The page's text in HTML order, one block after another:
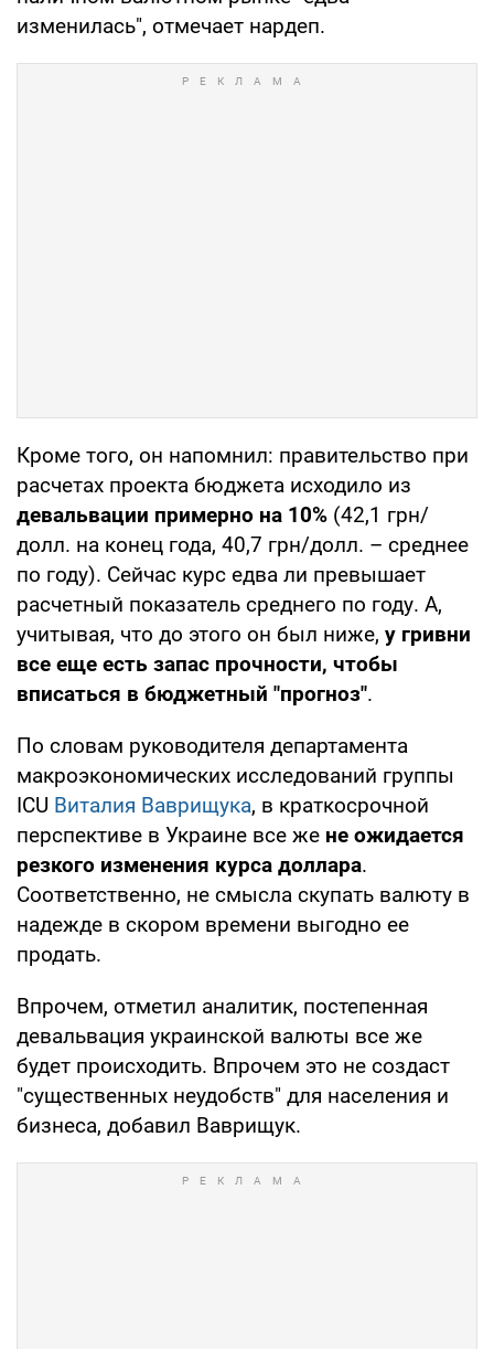
изменилась", отмечает нардеп.
Кроме того, он напомнил: правительство при
расчетах проекта бюджета исходило из
девальвации примерно на 10% (42,1 грн/
долл. на конец года, 40,7 грн/долл. – среднее
по году). Сейчас курс едва ли превышает
расчетный показатель среднего по году. А,
учитывая, что до этого он был ниже, у гривни
все еще есть запас прочности, чтобы
вписаться в бюджетный "прогноз".
По словам руководителя департамента
макроэкономических исследований группы
ICU Виталия Ваврищука, в краткосрочной
перспективе в Украине все же не ожидается
резкого изменения курса доллара.
Соответственно, не смысла скупать валюту в
надежде в скором времени выгодно ее
продать.
Впрочем, отметил аналитик, постепенная
девальвация украинской валюты все же
будет происходить. Впрочем это не создаст
"существенных неудобств" для населения и
бизнеса, добавил Ваврищук.